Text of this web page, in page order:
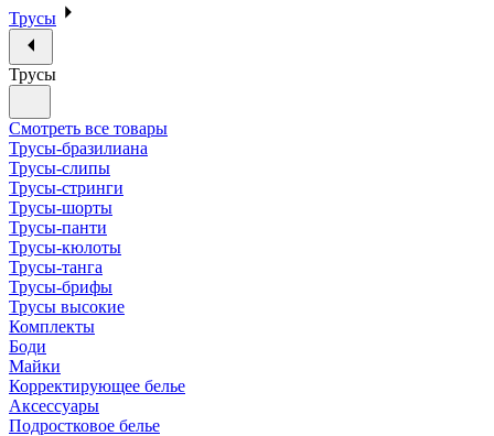
Трусы
Трусы
Смотреть все товары
Трусы-бразилиана
Трусы-слипы
Трусы-стринги
Трусы-шорты
Трусы-панти
Трусы-кюлоты
Трусы-танга
Трусы-брифы
Трусы высокие
Комплекты
Боди
Майки
Корректирующее белье
Аксессуары
Подростковое белье